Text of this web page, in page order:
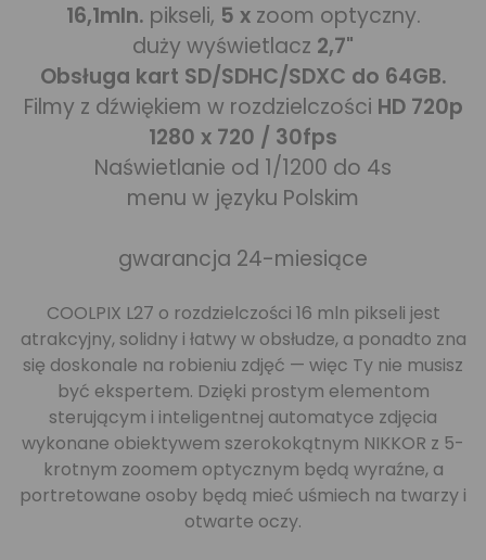
16,1mln. pikseli, 5 xzoom optyczny.
duży wyświetlacz 2,7"
Obsługa kart SD/SDHC/SDXC do 64GB.
Filmy z dźwiękiem w rozdzielczości HD 720p
1280 x 720 / 30fps
Naświetlanie od 1/1200 do 4s
menu w języku Polskim
gwarancja 24-miesiące
COOLPIX L27 o rozdzielczości 16 mln pikseli jest
atrakcyjny, solidny i łatwy w obsłudze, a ponadto zna
się doskonale na robieniu zdjęć — więc Ty nie musisz
być ekspertem. Dzięki prostym elementom
sterującym i inteligentnej automatyce zdjęcia
wykonane obiektywem szerokokątnym NIKKOR z 5-
krotnym zoomem optycznym będą wyraźne, a
portretowane osoby będą mieć uśmiech na twarzy i
otwarte oczy.